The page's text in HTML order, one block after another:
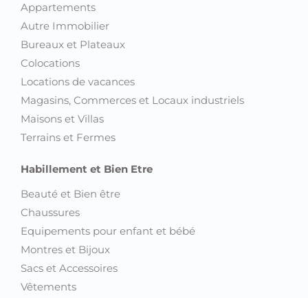
Appartements
Autre Immobilier
Bureaux et Plateaux
Colocations
Locations de vacances
Magasins, Commerces et Locaux industriels
Maisons et Villas
Terrains et Fermes
Habillement et Bien Etre
Beauté et Bien être
Chaussures
Equipements pour enfant et bébé
Montres et Bijoux
Sacs et Accessoires
Vêtements